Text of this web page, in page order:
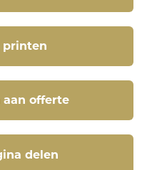
printen
aan offerte
delen